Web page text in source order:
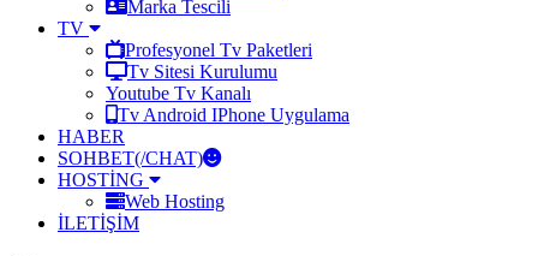
Marka Tescili
TV
Profesyonel Tv Paketleri
Tv Sitesi Kurulumu
Youtube Tv Kanalı
Tv Android IPhone Uygulama
HABER
SOHBET(/CHAT)
HOSTİNG
Web Hosting
İLETİŞİM